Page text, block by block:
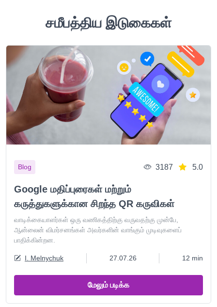
சமீபத்திய இடுகைகள்
Blog 3187 5.0
Google மதிப்புரைகள் மற்றும்
கருத்துகளுக்கான சிறந்த QR கருவிகள்
வாடிக்கையாளர்கள் ஒரு வணிகத்திற்கு வருவதற்கு முன்பே,
ஆன்லைன் விமர்சனங்கள் அவர்களின் வாங்கும் முடிவுகளைப்
பாதிக்கின்றன.
I. Melnychuk 27.07.26 12 min
மேலும் படிக்க